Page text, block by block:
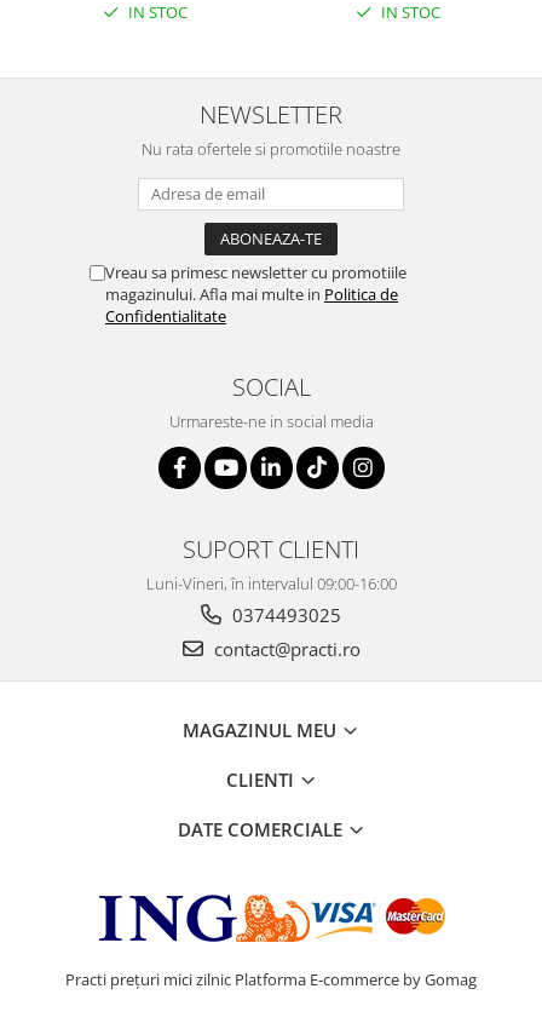
IN STOC IN STOC
NEWSLETTER
Nu rata ofertele si promotiile noastre
Vreau sa primesc newsletter cu promotiile
magazinului. Afla mai multe in Politica de
Confidentialitate
SOCIAL
Urmareste-ne in social media
SUPORT CLIENTI
Luni-Vineri, în intervalul 09:00-16:00
0374493025
contact@practi.ro
MAGAZINUL MEU
CLIENTI
DATE COMERCIALE
Practi prețuri mici zilnic Platforma E-commerce by Gomag